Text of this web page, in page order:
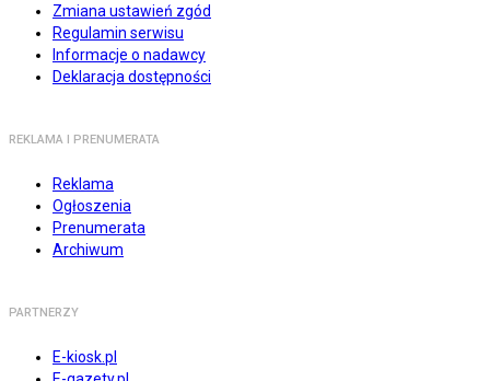
Zmiana ustawień zgód
Regulamin serwisu
Informacje o nadawcy
Deklaracja dostępności
REKLAMA I PRENUMERATA
Reklama
Ogłoszenia
Prenumerata
Archiwum
PARTNERZY
E-kiosk.pl